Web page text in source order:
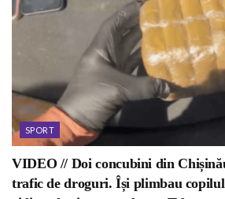
SPORT
VIDEO // Doi concubini din
trafic de droguri. Își plimbau